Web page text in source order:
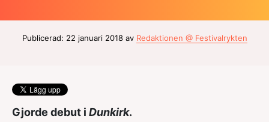
Publicerad: 22 januari 2018 av Redaktionen @ Festivalrykten
Gjorde debut i Dunkirk.